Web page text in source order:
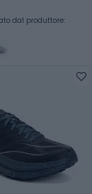
dal produttore: